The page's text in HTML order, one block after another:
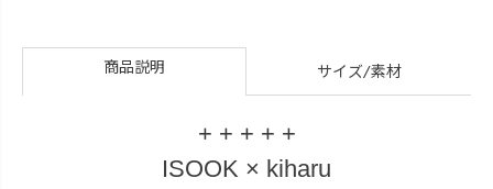
商品説明 サイズ/素材
+ + + + +
ISOOK × kiharu